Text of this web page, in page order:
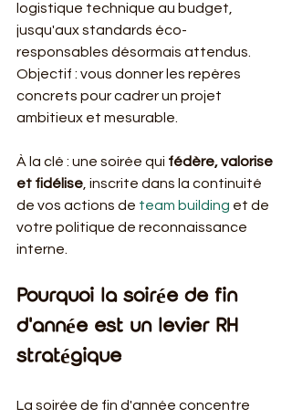
logistique technique au budget,
jusqu'aux standards éco-
responsables désormais attendus.
Objectif : vous donner les repères
concrets pour cadrer un projet
ambitieux et mesurable.
À la clé : une soirée qui fédère, valorise
et fidélise, inscrite dans la continuité
de vos actions de team building et de
votre politique de reconnaissance
interne.
Pourquoi la soirée de fin
d'année est un levier RH
stratégique
La soirée de fin d'année concentre